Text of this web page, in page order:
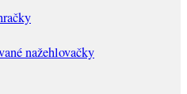
nažehlovačky